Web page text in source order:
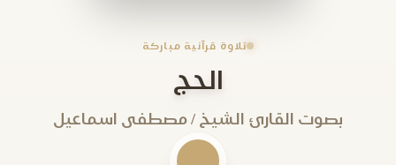
تلاوة قرآنية مباركة
الحج
بصوت القارئ الشيخ / مصطفى اسماعيل